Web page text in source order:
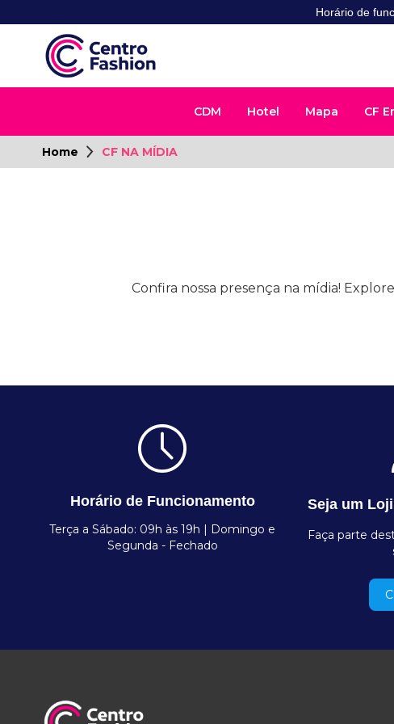
Horário de
CDM Hotel Mapa CF
Home CF NA MÍDIA
Confira nossa presença na mídia!
Horário de Funcionamento
Terça a Sábado: 09h às 19h | Domingo e
Segunda - Fechado
Seja um
Faça parte